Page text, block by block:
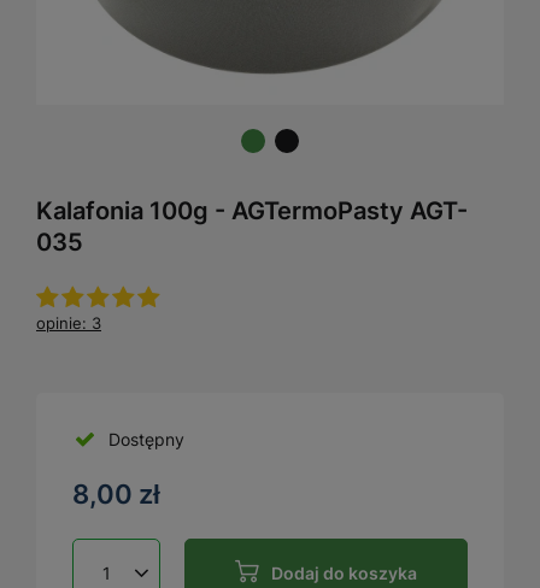
Kalafonia 100g - AGTermoPasty AGT-
035
opinie: 3
Dostępny
8,00 zł
Dodaj do koszyka